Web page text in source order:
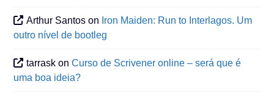
Arthur Santos on Iron Maiden: Run to Interlagos. Um
outro nível de bootleg
tarrask onCurso de Scrivener online – será que é
uma boa ideia?